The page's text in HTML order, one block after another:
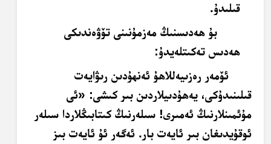
قىلىدۇ.
بۇ ھەدىسنىڭ مەزمۇنىنى تۆۋەندىكى
ھەدىس تەكىتلەيدۇ:
ئۆمەر رەزىيەللاھۇ ئەنھۇدىن رىۋايەت
قىلىنىدۇكى، يەھۇدىيلاردىن بىر كىشى: «ئى
مۇئمىنلارنىڭ ئەمىرى! سىلەرنىڭ كىتابىڭلاردا سىلەر
ئوقۇيدىغان بىر ئايەت بار. ئەگەر ئۇ ئايەت بىز